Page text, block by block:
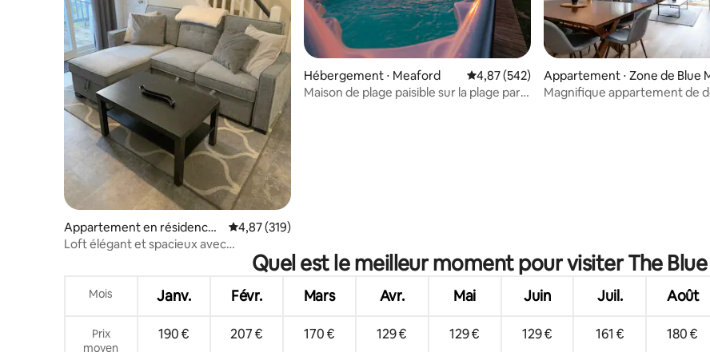
Appartement en résidence ⋅
Zone de Blue Mountain
Évaluation moyenne sur la base de 319 commentaires : 4,87 sur 5
4,87 (319)
Loft élégant et spacieux avec
2 chambres, 2 salles de bain et 2 balcons
Hébergement ⋅ Meaford Évaluation moyenne sur la base de 542
4,87 (542)
Maison de plage paisible sur la plage par
Appartement ⋅ Zone de Blue
untain
Magnifique appartement de
Quel est le meilleur moment pour visiter The
Mois Janv. Févr. Mars Avr. Mai Juin Juil. Août
Prix
moyen
190 € 207 € 170 € 129 € 129 € 129 € 161 € 180 €